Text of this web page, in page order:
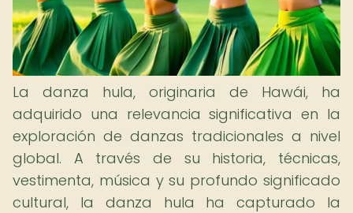
La danza hula, originaria de Hawái, ha
adquirido una relevancia significativa en la
exploración de danzas tradicionales a nivel
global. A través de su historia, técnicas,
vestimenta, música y su profundo significado
cultural, la danza hula ha capturado la